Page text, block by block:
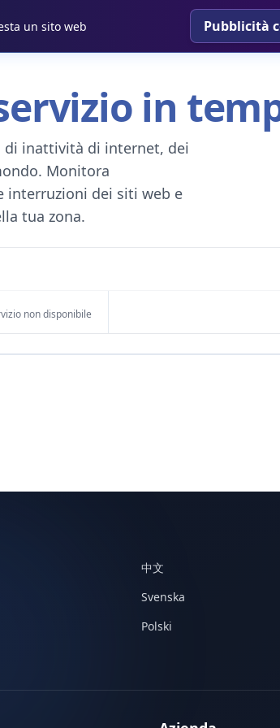
un sito web Pubblicità
in
di inattività di internet, dei
Monitora
interruzioni dei siti web e
tua zona.
non disponibile
中文
Svenska
Polski